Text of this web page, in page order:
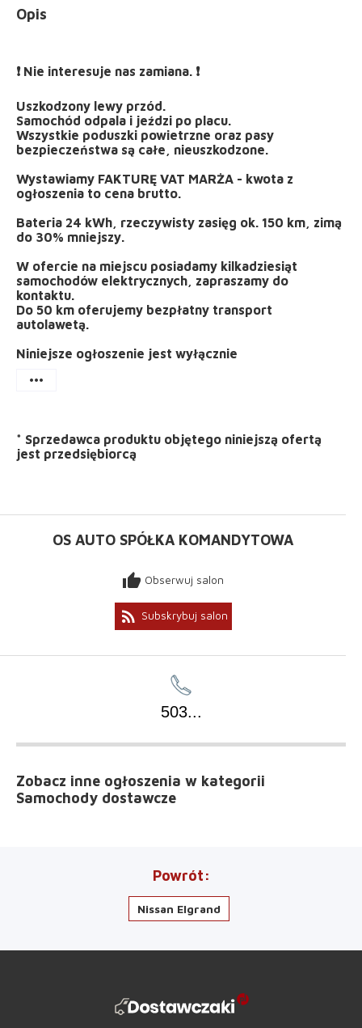
Opis
❗ Nie interesuje nas zamiana. ❗
Uszkodzony lewy przód.
Samochód odpala i jeździ po placu.
Wszystkie poduszki powietrzne oraz pasy
bezpieczeństwa są całe, nieuszkodzone.
Wystawiamy FAKTURĘ VAT MARŻA - kwota z
ogłoszenia to cena brutto.
Bateria 24 kWh, rzeczywisty zasięg ok. 150 km, zimą
do 30% mniejszy.
W ofercie na miejscu posiadamy kilkadziesiąt
samochodów elektrycznych, zapraszamy do
kontaktu.
Do 50 km oferujemy bezpłatny transport
autolawetą.
Niniejsze ogłoszenie jest wyłącznie
more_horiz
* Sprzedawca produktu objętego niniejszą ofertą
jest przedsiębiorcą
OS AUTO SPÓŁKA KOMANDYTOWA
thumb_up Obserwuj salon
rss_feed Subskrybuj salon
503...
Zobacz inne ogłoszenia w kategorii
Samochody dostawcze
Powrót
Nissan Elgrand